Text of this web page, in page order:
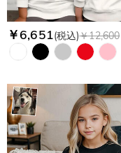
￥6,651(税込)￥12,600